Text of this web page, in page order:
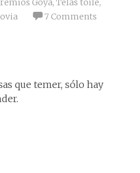
Goya, Telas toile,
7 Comments
que temer, sólo hay